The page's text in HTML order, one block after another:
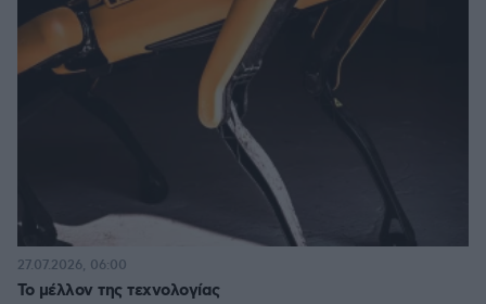
Το μέλλον της τεχνολογίας
27.07.2026, 06:00